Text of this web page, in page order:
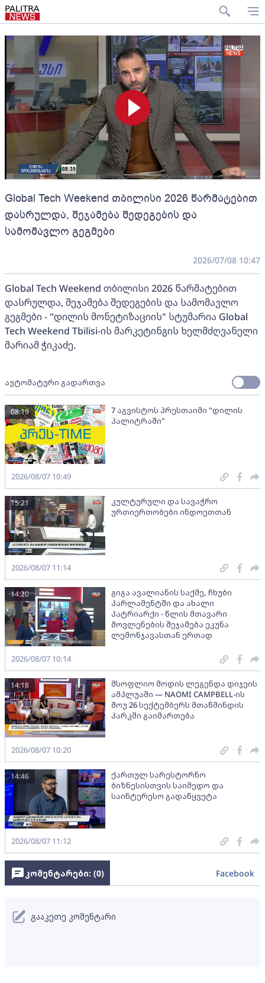
Global Tech Weekend თბილისი 2026 წარმატებით
დასრულდა, შეჯამება შედეგების და
სამომავლო გეგმები
2026/07/08 10:47
Global Tech Weekend თბილისი 2026 წარმატებით
დასრულდა, შეჯამება შედეგების და სამომავლო
გეგმები - "დილის მონეტიზაციის" სტუმარია Global
Tech Weekend Tbilisi-ის მარკეტინგის ხელმძღვანელი
მარიამ ჭიკაძე.
ავტომატური გადართვა
7 აგვისტოს პრესთაიმი "დილის
პალიტრაში"
08:19
2026/08/07 10:49
კულტურული და სავაჭრო
ურთიერთობები ინდოეთთან
15:21
2026/08/07 11:14
გიგა ავალიანის საქმე, ჩხუბი
პარლამენტში და ახალი
პატრიარქი - წლის მთავარი
მოვლენების შეჯამება ეკუნა
ლემონჯავასთან ერთად
14:20
2026/08/07 10:14
მსოფლიო მოდის ლეგენდა დიჯეის
ამპლუაში — NAOMI CAMPBELL-ის
შოუ 26 სექტემბერს მთაწმინდის
პარკში გაიმართება
14:18
2026/08/07 10:20
ქართულ სარესტორნო
ბიზნესისთვის საიმედო და
საინტერესო გადაწყვეტა
14:46
2026/08/07 11:12
კომენტარები: (0) Facebook
გააკეთე კომენტარი